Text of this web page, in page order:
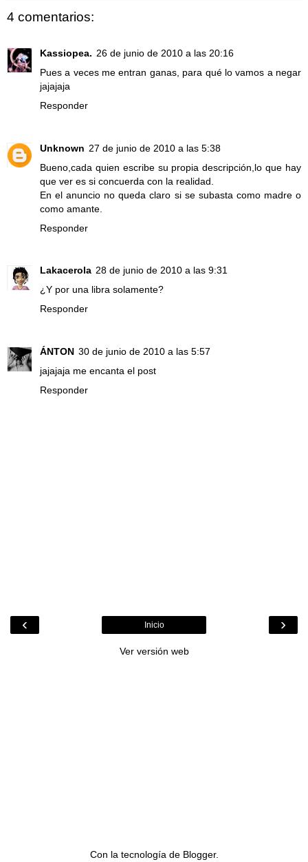
4 comentarios:
Kassiopea. 26 de junio de 2010 a las 20:16
Pues a veces me entran ganas, para qué lo vamos a negar
jajajaja
Responder
Unknown 27 de junio de 2010 a las 5:38
Bueno,cada quien escribe su propia descripción,lo que hay
que ver es si concuerda con la realidad.
En el anuncio no queda claro si se subasta como madre o
como amante.
Responder
Lakacerola 28 de junio de 2010 a las 9:31
¿Y por una libra solamente?
Responder
ÁNTON 30 de junio de 2010 a las 5:57
jajajaja me encanta el post
Responder
‹ ›
Inicio
Ver versión web
Con la tecnología de Blogger.